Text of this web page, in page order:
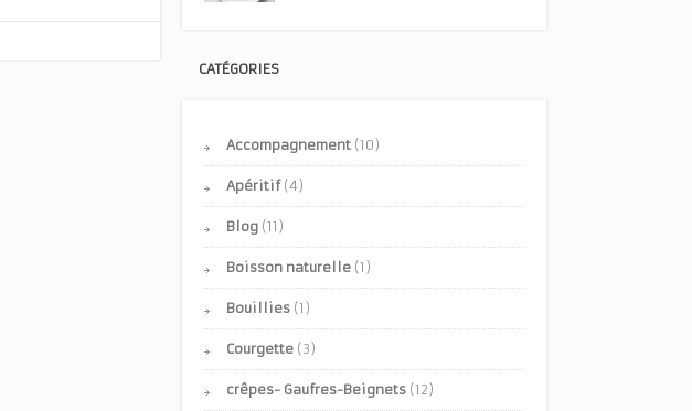
CATÉGORIES
Accompagnement (10)
Apéritif(4)
Blog (11)
Boisson naturelle (1)
Bouillies (1)
Courgette (3)
crêpes- Gaufres-Beignets (12)